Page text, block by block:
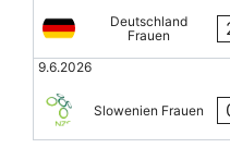
Deutschland
Frauen
9.6.2026
Slowenien Frauen